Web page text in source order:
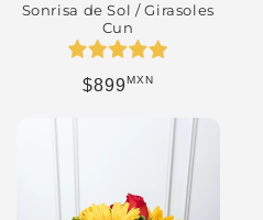
Sonrisa de Sol / Girasoles
Cun
Precio habitual
$899MXN